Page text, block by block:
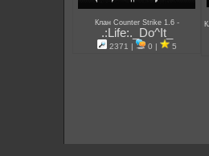
Клан Counter Strike 1.6 -
.:Life:._Do^It_
2371 | 0 | 5